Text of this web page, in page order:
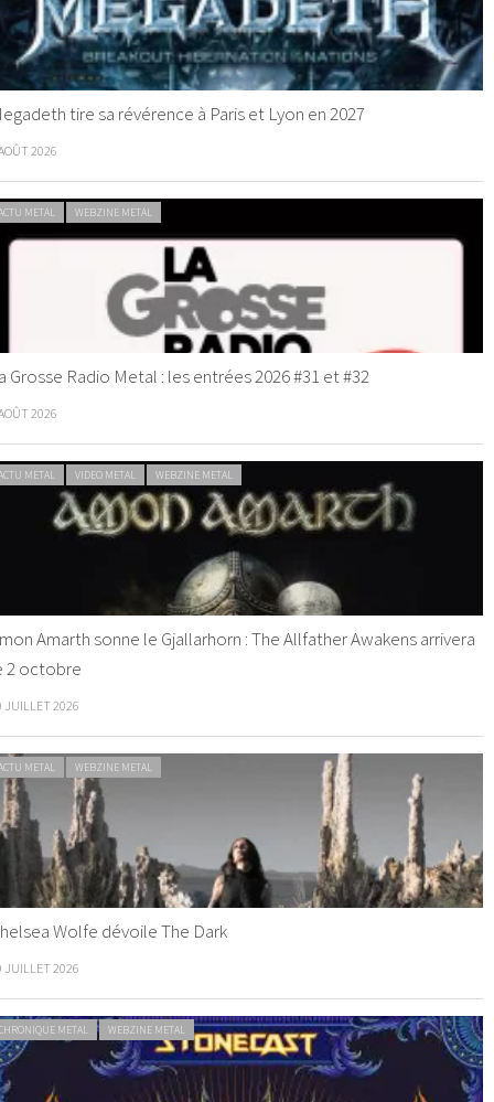
tire sa révérence à Paris et Lyon en 2027
2026
METAL WEBZINE METAL
Grosse Radio Metal : les entrées 2026 #31 et #32
2026
METAL VIDEO METAL WEBZINE METAL
Amarth sonne le Gjallarhorn : The Allfather Awakens arrivera
2 octobre
JUILLET 2026
METAL WEBZINE METAL
Wolfe dévoile The Dark
JUILLET 2026
METAL WEBZINE METAL